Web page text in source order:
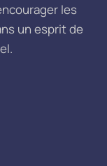
les
un esprit de